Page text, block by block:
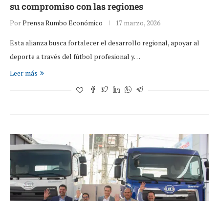
su compromiso con las regiones
PorPrensa Rumbo Económico 17 marzo, 2026
Esta alianza busca fortalecer el desarrollo regional, apoyar al
deporte a través del fútbol profesional y…
Leer más